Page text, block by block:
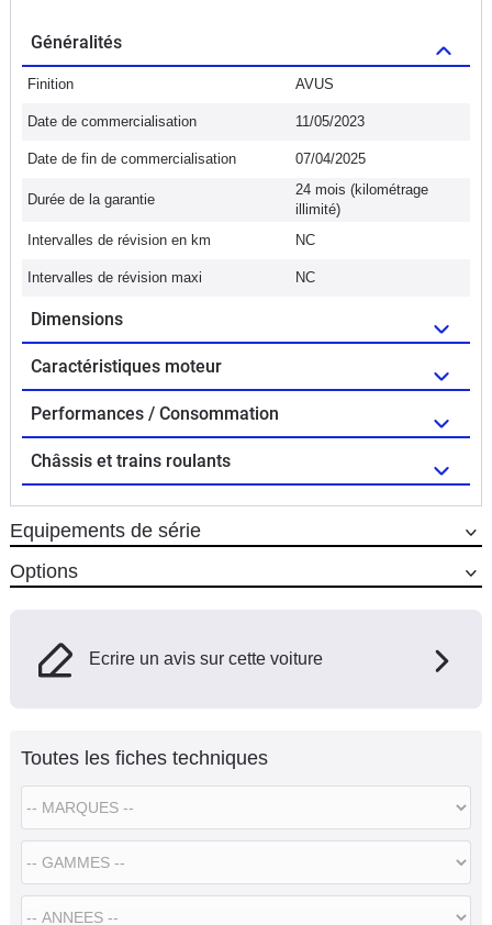
Généralités
Finition AVUS
Date de commercialisation 11/05/2023
Date de fin de commercialisation 07/04/2025
Durée de la garantie
24 mois (kilométrage
illimité)
Intervalles de révision en km
NC
Intervalles de révision maxi NC
Dimensions
Caractéristiques moteur
Performances / Consommation
Châssis et trains roulants
Equipements de série
Options
Ecrire un avis sur cette voiture
Toutes les fiches techniques